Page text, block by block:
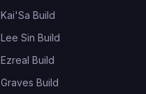
Kai'Sa Build
Lee Sin Build
Ezreal Build
Graves Build